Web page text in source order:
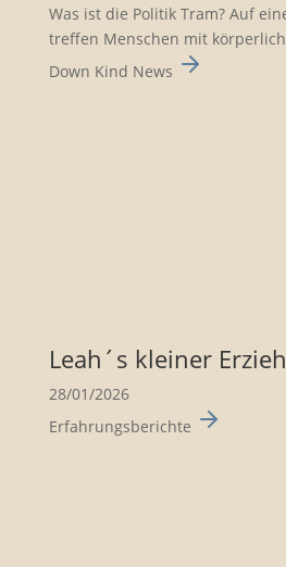
Was ist die Politik Tram? Auf
treffen Menschen mit
Down Kind News
Leah´s kleiner
28/01/2026
Erfahrungsberichte